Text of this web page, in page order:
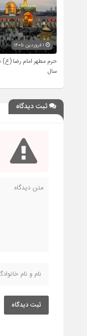
حرم مطهر امام رضا (ع)
سال
ثبت دیدگاه
ثبت دیدگاه